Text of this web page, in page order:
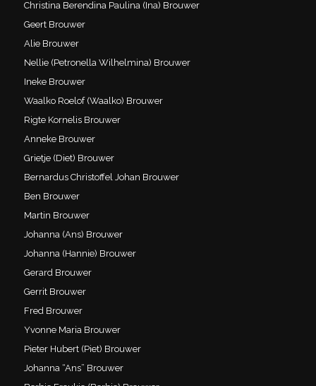
Christina Berendina Paulina (Ina) Brouwer
Geert Brouwer
Alie Brouwer
Nellie (Petronella Wilhelmina) Brouwer
Ineke Brouwer
Waalko Roelof (Waalko) Brouwer
Rigte Kornelis Brouwer
Anneke Brouwer
Grietje (Diet) Brouwer
Bernardus Christoffel Johan Brouwer
Ben Brouwer
Martin Brouwer
Johanna (Ans) Brouwer
Johanna (Hannie) Brouwer
Gerard Brouwer
Gerrit Brouwer
Fred Brouwer
Yvonne Maria Brouwer
Pieter Hubert (Piet) Brouwer
Johanna “Ans” Brouwer